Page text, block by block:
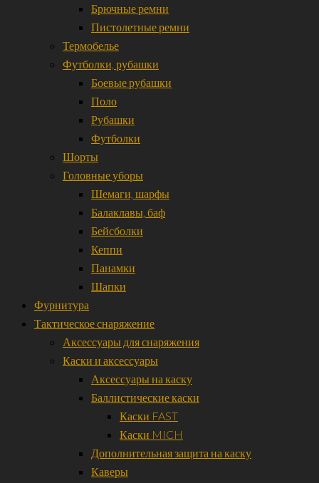
Брючные ремни
Пистолетные ремни
Термобелье
Футболки, рубашки
Боевые рубашки
Поло
Рубашки
Футболки
Шорты
Головные уборы
Шемаги, шарфы
Балаклавы, баф
Бейсболки
Кеппи
Панамки
Шапки
Фурнитура
Тактическое снаряжение
Аксессуары для снаряжения
Каски и аксессуары
Аксессуары на каску
Баллистические каски
Каски FAST
Каски MICH
Дополнительная защита на каску
Каверы